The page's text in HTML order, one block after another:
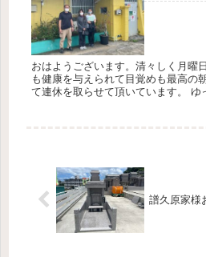
おはようございます。清々しく月曜
も健康を与えられて目覚めも最高の
て連休を取らせて頂いています。 ゆ
譜久原家様